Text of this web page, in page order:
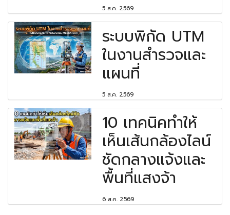
5 ส.ค. 2569
ระบบพิกัด UTM
ในงานสำรวจและ
แผนที่
5 ส.ค. 2569
10 เทคนิคทำให้
เห็นเส้นกล้องไลน์
ชัดกลางแจ้งและ
พื้นที่แสงจ้า
6 ส.ค. 2569